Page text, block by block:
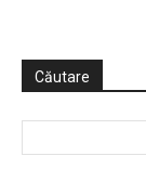
Căutare